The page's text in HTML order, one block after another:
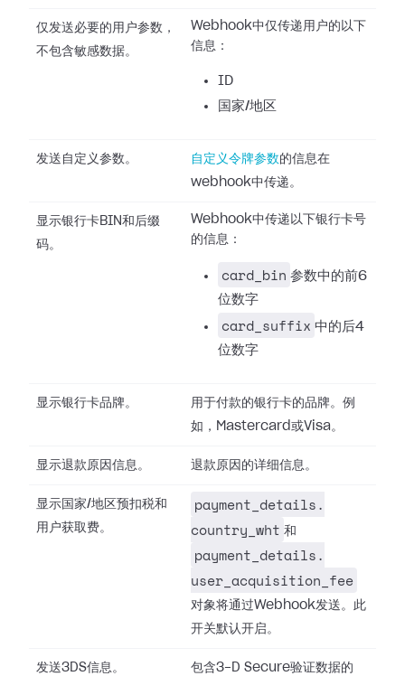
仅发送必要的用户参数，
不包含敏感数据。
Webhook中仅传递用户的以下
信息：
ID
国家/地区
发送自定义参数。 自定义令牌参数的信息在
webhook中传递。
显示银行卡BIN和后缀
码。
Webhook中传递以下银行卡号
的信息：
card_bin 参数中的前6
位数字
card_suffix 中的后4
位数字
显示银行卡品牌。
用于付款的银行卡的品牌。例
如，Mastercard或Visa。
显示退款原因信息。 退款原因的详细信息。
显示国家/地区预扣税和
用户获取费。
payment_details.​
country_wht 和
payment_details.​
user_acquisition_fee
对象将通过Webhook发送。此
开关默认开启。
发送3DS信息。 包含3-D Secure验证数据的